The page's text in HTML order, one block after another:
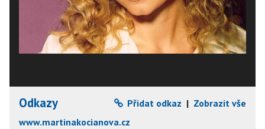
Odkazy Přidat odkaz | Zobrazit vše
www.martinakocianova.cz